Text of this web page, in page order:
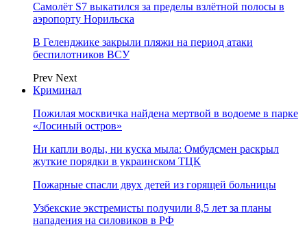
Самолёт S7 выкатился за пределы взлётной полосы в
аэропорту Норильска
В Геленджике закрыли пляжи на период атаки
беспилотников ВСУ
Prev Next
Криминал
Пожилая москвичка найдена мертвой в водоеме в парке
«Лосиный остров»
Ни капли воды, ни куска мыла: Омбудсмен раскрыл
жуткие порядки в украинском ТЦК
Пожарные спасли двух детей из горящей больницы
Узбекские экстремисты получили 8,5 лет за планы
нападения на силовиков в РФ